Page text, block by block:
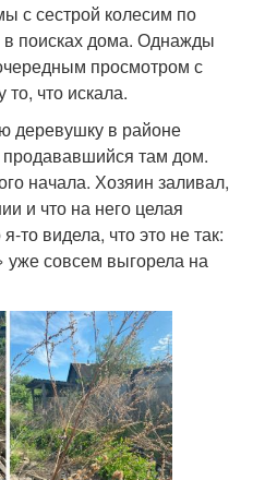
с сестрой колесим по
в поисках дома. Однажды
просмотром с
то, что искала.
деревушку в районе
там дом.
начала. Хозяин заливал,
и что на него целая
то видела, что это не так:
совсем выгорела на